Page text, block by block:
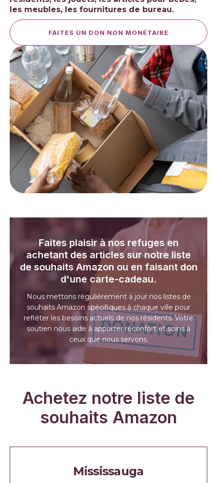
les meubles, les fournitures de bureau.
FAITES UN DON NON MONÉTAIRE
Faites plaisir à nos refuges en
achetant des articles sur notre liste
de souhaits Amazon ou en faisant don
d'une carte-cadeau.
Nous mettons régulièrement à jour nos listes de
souhaits Amazon spécifiques à chaque ville pour
refléter les besoins actuels de nos résidents. Votre
soutien nous aide à apporter réconfort et soins à
ceux que nous servons.
Achetez notre liste de
souhaits Amazon
Mississauga